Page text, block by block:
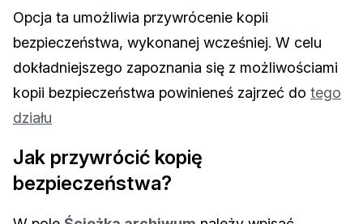
Opcja ta umożliwia przywrócenie kopii
bezpieczeństwa, wykonanej wcześniej. W celu
dokładniejszego zapoznania się z możliwościami
kopii bezpieczeństwa powinieneś zajrzeć do tego
działu
Jak przywrócić kopię
bezpieczeństwa?